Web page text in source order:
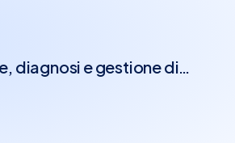
diagnosi e gestione di